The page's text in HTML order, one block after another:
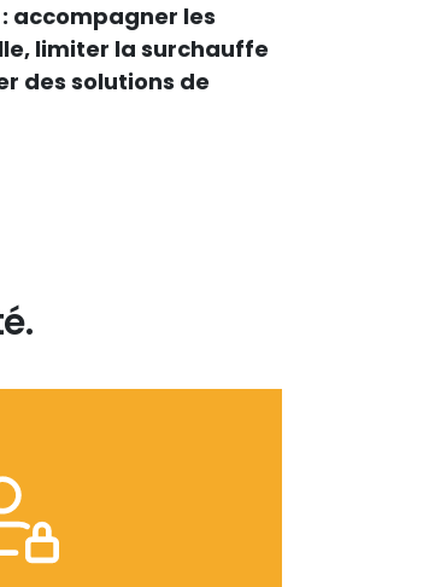
accompagner les
limiter la surchauffe
des solutions de